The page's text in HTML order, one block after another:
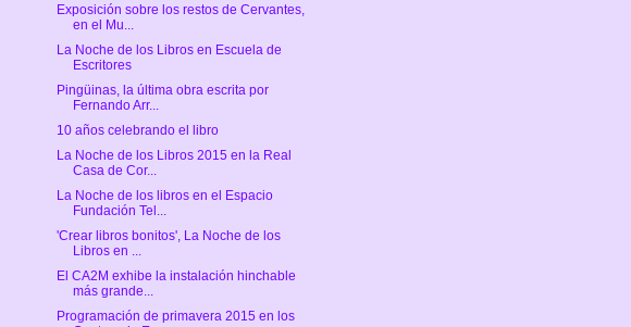
Exposición sobre los restos de Cervantes,
en el Mu...
La Noche de los Libros en Escuela de
Escritores
Pingüinas, la última obra escrita por
Fernando Arr...
10 años celebrando el libro
La Noche de los Libros 2015 en la Real
Casa de Cor...
La Noche de los libros en el Espacio
Fundación Tel...
'Crear libros bonitos', La Noche de los
Libros en ...
El CA2M exhibe la instalación hinchable
más grande...
Programación de primavera 2015 en los